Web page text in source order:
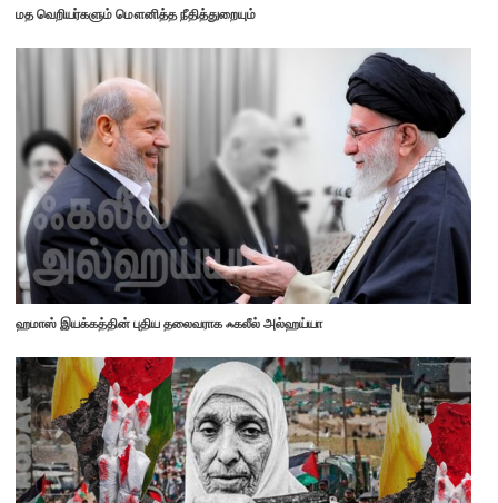
மத வெறியர்களும் மௌனித்த நீதித்துறையும்
ஹமாஸ் இயக்கத்தின் புதிய தலைவராக ஃகலீல் அல்ஹய்யா